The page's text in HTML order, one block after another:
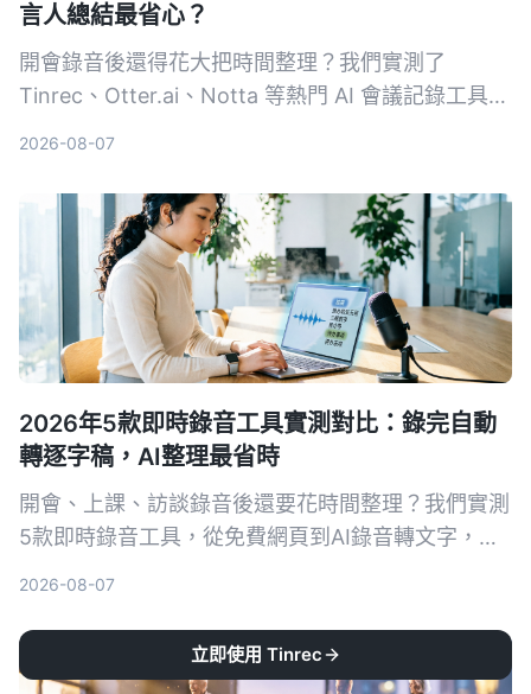
言人總結最省心？
開會錄音後還得花大把時間整理？我們實測了
Tinrec、Otter.ai、Notta 等熱門 AI 會議記錄工具，
2026-08-07
2026年5款即時錄音工具實測對比：錄完自動
轉逐字稿，AI整理最省時
開會、上課、訪談錄音後還要花時間整理？我們實測
5款即時錄音工具，從免費網頁到AI錄音轉文字，找
事項，是目前整理錄音資料的首選。
2026-08-07
立即使用 Tinrec